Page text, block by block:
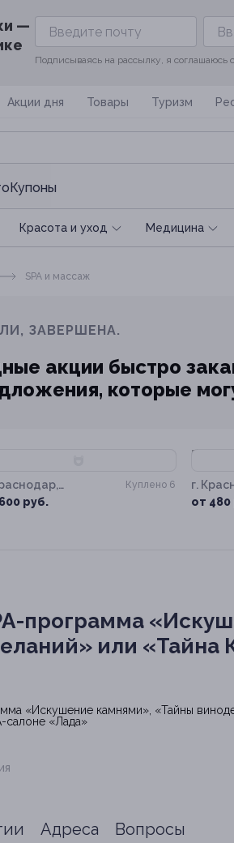
—
Подписываясь на рассылку, я соглашаюсь
Акции дня Товары Туризм
Красота и уход Медицина
SPA и массаж
ЗАВЕРШЕНА.
акции быстро
которые
ул, д. 10
руб.
Куплено 6
г.
от 480
программа
или «Тайна
Адреса Вопросы